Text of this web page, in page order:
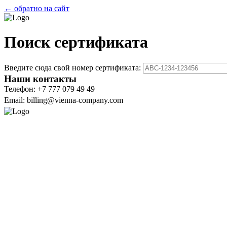
← обратно на сайт
Поиск сертификата
Введите сюда свой номер сертификата:
Наши контакты
Телефон: +7 777 079 49 49
Email: billing@vienna-company.com